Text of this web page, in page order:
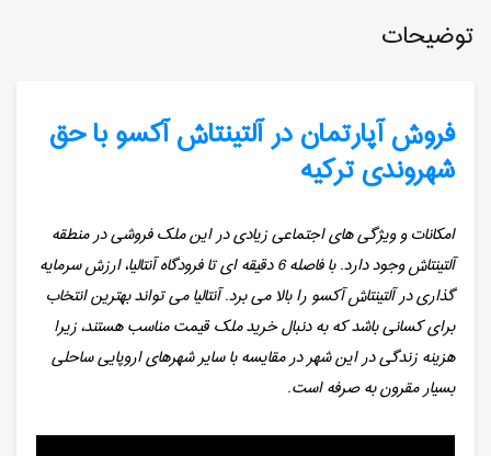
توضیحات
فروش آپارتمان در آلتینتاش آکسو با حق
شهروندی ترکیه
امکانات و ویژگی های اجتماعی زیادی در این ملک فروشی در منطقه
آلتینتاش وجود دارد. با فاصله 6 دقیقه ای تا فرودگاه آنتالیا، ارزش سرمایه
گذاری در آلتینتاش آکسو را بالا می برد. آنتالیا می تواند بهترین انتخاب
برای کسانی باشد که به دنبال خرید ملک قیمت مناسب هستند، زیرا
هزینه زندگی در این شهر در مقایسه با سایر شهرهای اروپایی ساحلی
بسیار مقرون به صرفه است.